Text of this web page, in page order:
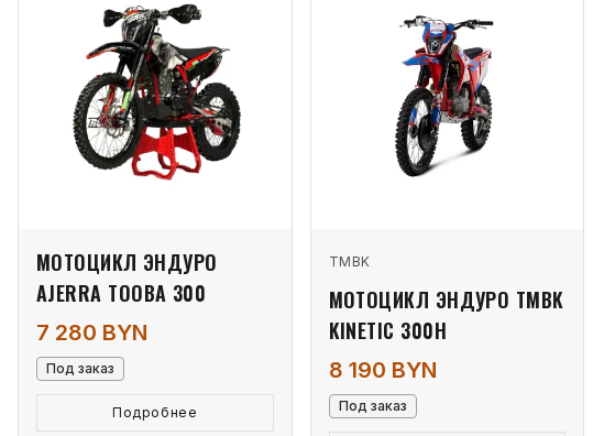
МОТОЦИКЛ ЭНДУРО
AJERRA TOOBA 300
7 280 BYN
Под заказ
Подробнее
TMBK
МОТОЦИКЛ ЭНДУРО TMBK
KINETIC 300H
8 190 BYN
Под заказ